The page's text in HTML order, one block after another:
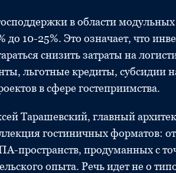
в области модульных
до 10-25%. Это означает, что
снизить затраты на
льготные кредиты, субсидии
в сфере гостеприимства.
Тарашевский, главный
гостиничных форматов: от
пространств, продуманных с
опыта. Речь идет не о